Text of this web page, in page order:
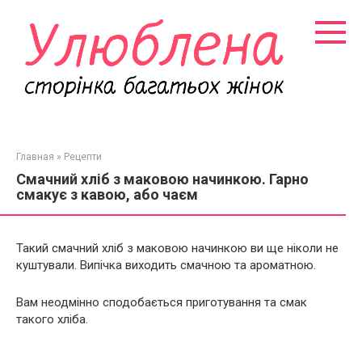
контенту
Главная » Рецепти
Смачний хліб з маковою начинкою. Гарно
смакує з кавою, або чаєм
Такий смачний хліб з маковою начинкою ви ще ніколи не
куштували. Випічка виходить смачною та ароматною.
Вам неодмінно сподобається приготування та смак
такого хліба.